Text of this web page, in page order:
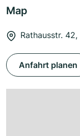
Map
Rathausstr.
Anfahrt planen